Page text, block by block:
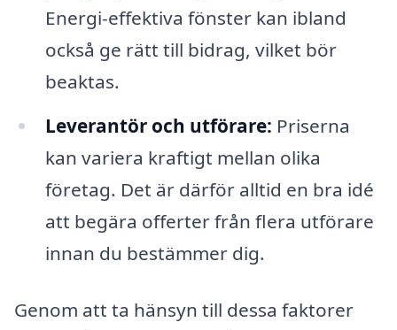
Energi-effektiva fönster kan ibland
också ge rätt till bidrag, vilket bör
beaktas.
Leverantör och utförare: Priserna
kan variera kraftigt mellan olika
företag. Det är därför alltid en bra idé
att begära offerter från flera utförare
innan du bestämmer dig.
Genom att ta hänsyn till dessa faktorer